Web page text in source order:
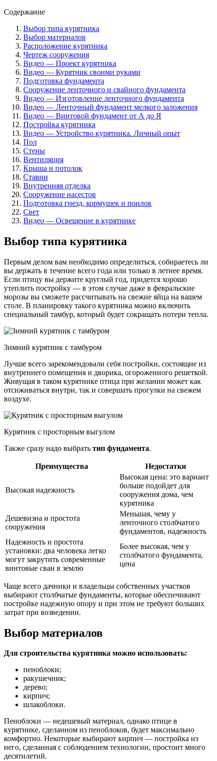
Содержание
Выбор типа курятника
Выбор материалов
Расположение курятника
Чертеж сооружения
Видео — Проект курятника
Видео — Курятник своими руками
Подготовка фундамента
Сооружение ленточного и свайного фундамента
Видео — Изготовление ленточного фундамента
Видео — Ленточный фундамент мелкого заложения
Видео — Винтовой фундамент от А до Я
Постройка курятника
Видео — Устройство курятника. Личный опыт
Пол
Стены
Вентиляция
Крыша и потолок
Ставни
Внутренняя отделка
Сооружение насестов
Подготовка гнезд, кормушек и поилок
Свет
Видео — Освещение в курятнике
Выбор типа курятника
Первым делом вам необходимо определиться, собираетесь ли
вы держать в течение всего года или только в летнее время.
Если птицу вы держите круглый год, придется хорошо
утеплить постройку — в этом случае даже в февральские
морозы вы сможете рассчитывать на свежие яйца на вашем
столе. В планировку такого курятника можно включить
специальный тамбур, который будет сокращать потери тепла.
Зимний курятник с тамбуром
Лучше всего зарекомендовали себя постройки, состоящие из
внутреннего помещения и дворика, огороженного решеткой.
Живущая в таком курятнике птица при желании может как
отсиживаться внутри, так и совершать прогулки на свежем
воздухе.
Курятник с просторным выгулом
Также сразу надо выбрать тип фундамента.
Преимущества Недостатки
Высокая надежность
Высокая цена: это вариант
больше подойдет для
сооружения дома, чем
курятника
Дешевизна и простота
сооружения
Меньшая, чему у
ленточного столбчатого
фундаментов, надежность
Надежность и простота
установки: два человека легко
могут закрутить современные
винтовые сваи в землю
Более высокая, чем у
столбчатого фундамента,
цена
Чаще всего дачники и владельцы собственных участков
выбирают столбчатые фундаменты, которые обеспечивают
постройке надежную опору и при этом не требуют больших
затрат при возведении.
Выбор материалов
Для строительства курятника можно использовать:
пеноблоки;
ракушечник;
дерево;
кирпич;
шлакоблоки.
Пеноблоки — недешевый материал, однако птице в
курятнике, сделанном из пеноблоков, будет максимально
комфортно. Некоторые выбирают кирпич — постройка из
него, сделанная с соблюдением технологии, простоит много
десятилетий.